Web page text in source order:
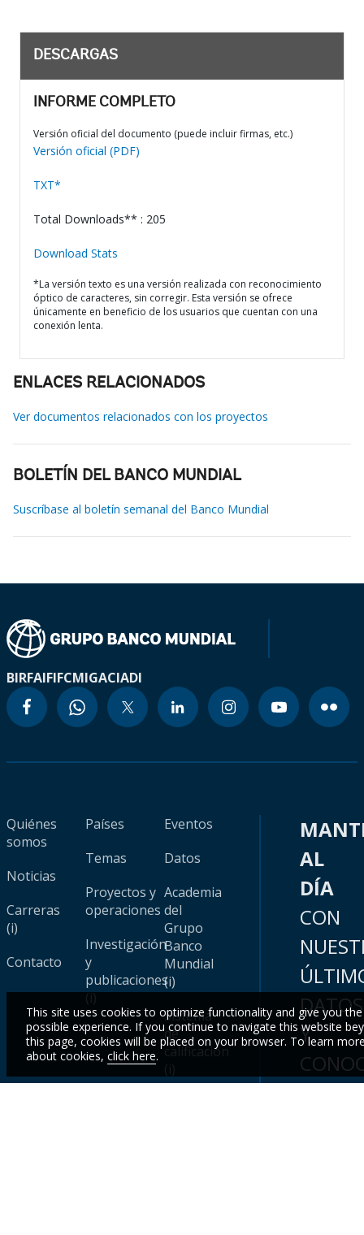
DESCARGAS
INFORME COMPLETO
Versión oficial del documento (puede incluir firmas, etc.)
Versión oficial (PDF)
TXT*
Total Downloads** : 205
Download Stats
*La versión texto es una versión realizada con reconocimiento
óptico de caracteres, sin corregir. Esta versión se ofrece
únicamente en beneficio de los usuarios que cuentan con una
conexión lenta.
ENLACES RELACIONADOS
Ver documentos relacionados con los proyectos
BOLETÍN DEL BANCO MUNDIAL
Suscríbase al boletín semanal del Banco Mundial
BIRFAIFIFCMIGACIADI
Quiénes
somos
Noticias
Carreras
(i)
Contacto
Países
Temas
Proyectos y
operaciones
Investigación
y
publicaciones
(i)
Eventos
Datos
Academia
del
Grupo
Banco
Mundial
(i)
Sistema
de
calificación
(i)
AL
DÍA
CON
DATOS
Y
This site uses cookies to optimize functionality and give you
possible experience. If you continue to navigate this website
this page, cookies will be placed on your browser. To learn
about cookies, click here.